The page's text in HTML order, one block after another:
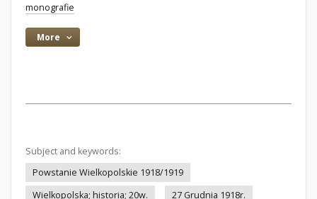
monografie
More
Subject and keywords:
Powstanie Wielkopolskie 1918/1919
Wielkopolska; historia; 20w.
27 Grudnia 1918r.